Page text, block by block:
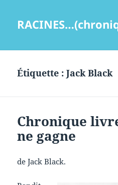
Étiquette :Jack Black
Chronique
ne gagne
de Jack Black.